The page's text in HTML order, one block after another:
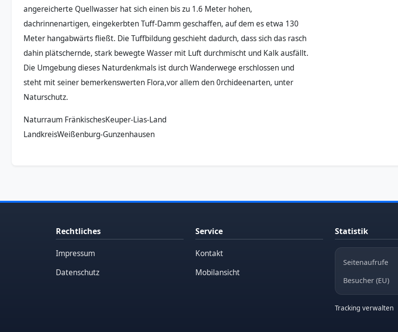
angereicherte Quellwasser hat sich einen bis zu 1.6 Meter hohen,
dachrinnenartigen, eingekerbten Tuff-Damm geschaffen, auf dem es etwa 130
Meter hangabwärts fließt. Die Tuffbildung geschieht dadurch, dass sich das rasch
dahin plätschernde, stark bewegte Wasser mit Luft durchmischt und Kalk ausfällt.
Die Umgebung dieses Naturdenkmals ist durch Wanderwege erschlossen und
steht mit seiner bemerkenswerten Flora,vor allem den 0rchideenarten, unter
Naturschutz.
Naturraum FränkischesKeuper‐Lias-Land
LandkreisWeißenburg-Gunzenhausen
Rechtliches
Impressum
Datenschutz
Service
Kontakt
Mobilansicht
Statistik
Seitenaufrufe
Besucher (EU)
Tracking verwalten